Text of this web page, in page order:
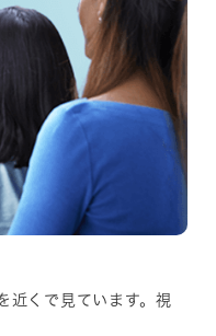
近くで見ています。視